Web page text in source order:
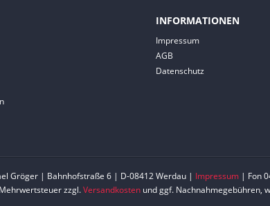
INFORMATIONEN
Impressum
AGB
Datenschutz
Gröger | Bahnhofstraße 6 | D-08412 Werdau | Impressum | Fon
zzgl.Versandkostenund ggf. Nachnahmegebühren,